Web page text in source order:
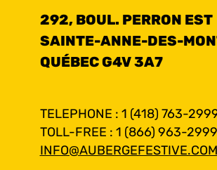
292, BOUL. PERRON EST
SAINTE-ANNE-DES-
QUÉBEC G4V 3A7
TELEPHONE : 1 (418) 763-
TOLL-FREE : 1 (866) 963-2999
INFO@AUBERGEFESTIVE.COM